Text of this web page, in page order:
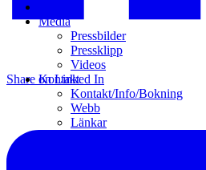
Share on Linked In
Media
Pressbilder
Pressklipp
Videos
Kontakt
Kontakt/Info/Bokning
Webb
Länkar